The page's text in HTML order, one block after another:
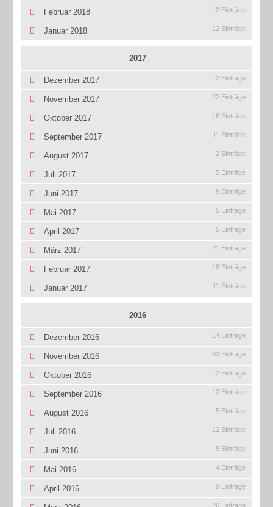
Februar 2018 12 Einträge
Januar 2018 12 Einträge
2017
Dezember 2017 12 Einträge
November 2017 22 Einträge
Oktober 2017 16 Einträge
September 2017 11 Einträge
August 2017 2 Einträge
Juli 2017 5 Einträge
Juni 2017 9 Einträge
Mai 2017 5 Einträge
April 2017 5 Einträge
März 2017 21 Einträge
Februar 2017 18 Einträge
Januar 2017 11 Einträge
2016
Dezember 2016 14 Einträge
November 2016 33 Einträge
Oktober 2016 12 Einträge
September 2016 12 Einträge
August 2016 5 Einträge
Juli 2016 12 Einträge
Juni 2016 8 Einträge
Mai 2016 4 Einträge
April 2016 9 Einträge
26 Einträge